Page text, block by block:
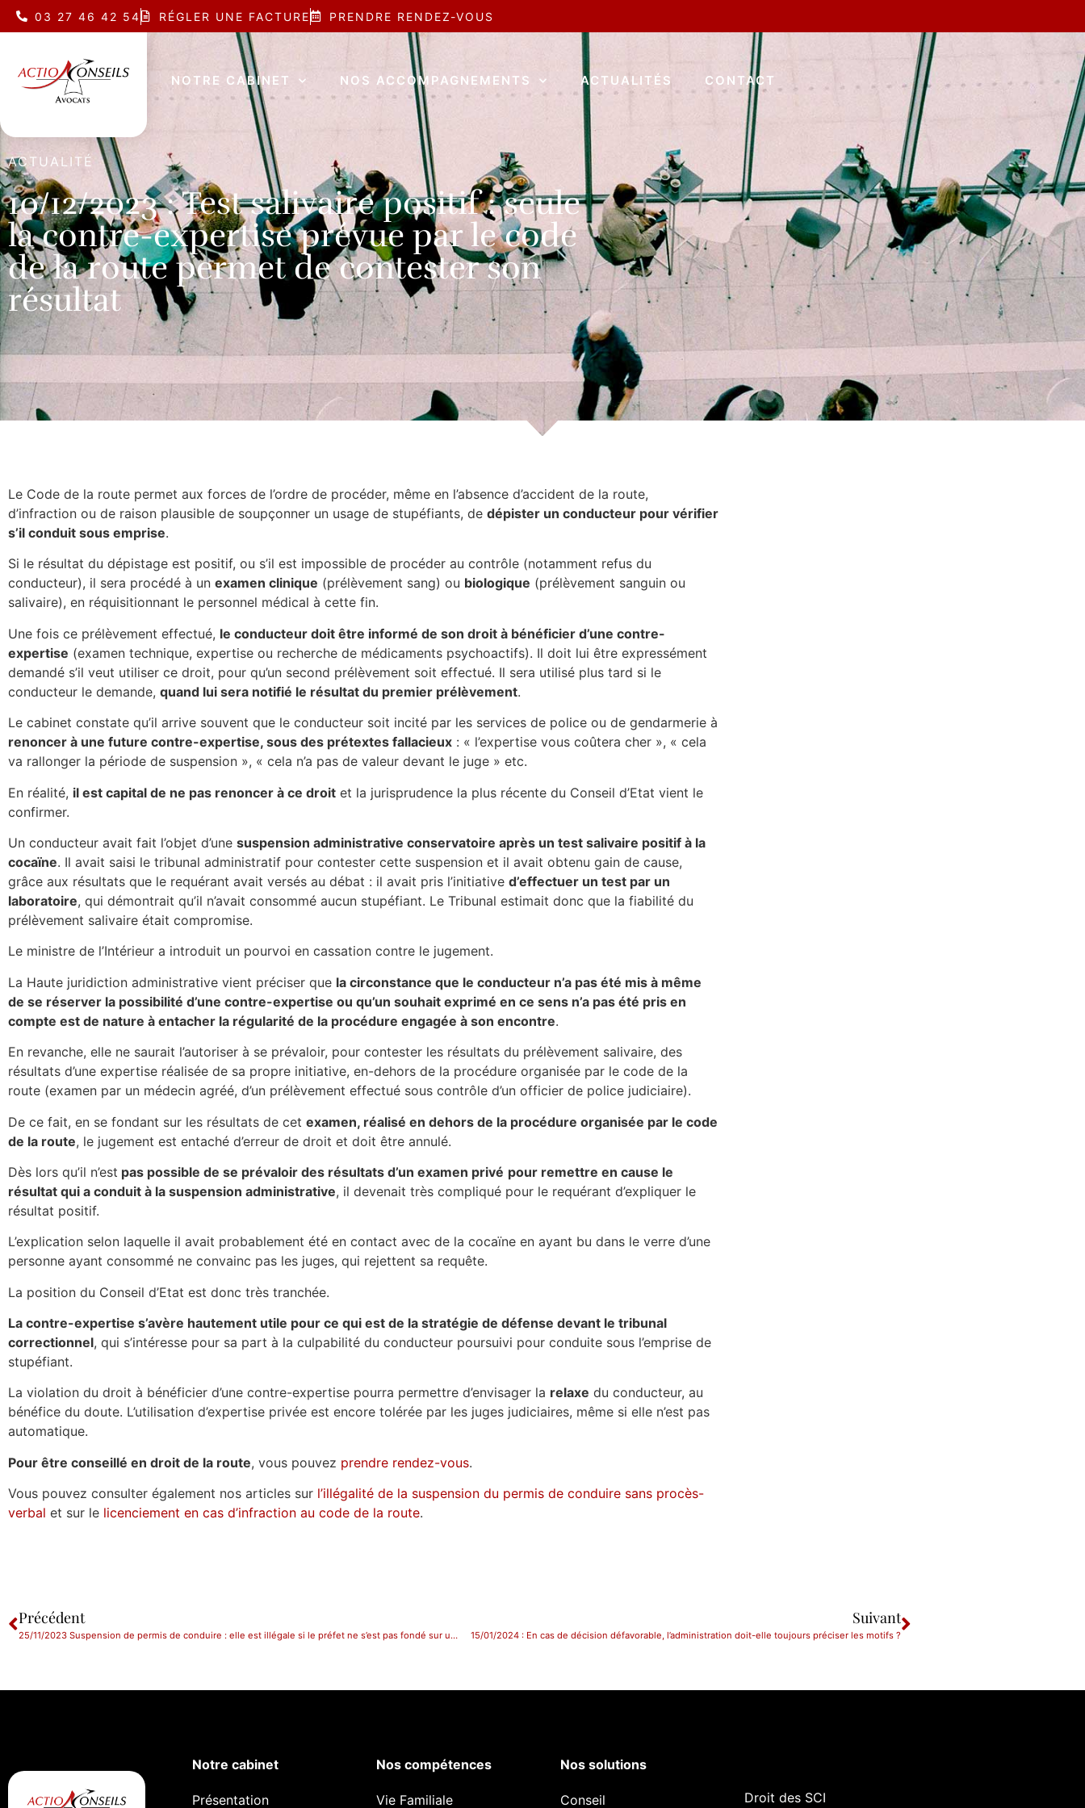
03 27 46 42 54 RÉGLER UNE FACTURE PRENDRE RENDEZ-VOUS
NOTRE CABINET NOS ACCOMPAGNEMENTS ACTUALITÉS CONTACT
ACTUALITÉ
10/12/2023 : Test salivaire positif : seule
la contre-expertise prévue par le code
de la route permet de contester son
résultat
Le Code de la route permet aux forces de l’ordre de procéder, même en l’absence d’accident de la route,
d’infraction ou de raison plausible de soupçonner un usage de stupéfiants, de dépister un conducteur pour vérifier
s’il conduit sous emprise.
Si le résultat du dépistage est positif, ou s’il est impossible de procéder au contrôle (notamment refus du
conducteur), il sera procédé à un examen clinique (prélèvement sang) ou biologique (prélèvement sanguin ou
salivaire), en réquisitionnant le personnel médical à cette fin.
Une fois ce prélèvement effectué, le conducteur doit être informé de son droit à bénéficier d’une contre-
expertise (examen technique, expertise ou recherche de médicaments psychoactifs). Il doit lui être expressément
demandé s’il veut utiliser ce droit, pour qu’un second prélèvement soit effectué. Il sera utilisé plus tard si le
conducteur le demande, quand lui sera notifié le résultat du premier prélèvement.
Le cabinet constate qu’il arrive souvent que le conducteur soit incité par les services de police ou de gendarmerie à
renoncer à une future contre-expertise, sous des prétextes fallacieux : « l’expertise vous coûtera cher », « cela
va rallonger la période de suspension », « cela n’a pas de valeur devant le juge » etc.
En réalité, il est capital de ne pas renoncer à ce droit et la jurisprudence la plus récente du Conseil d’Etat vient le
confirmer.
Un conducteur avait fait l’objet d’une suspension administrative conservatoire après un test salivaire positif à la
cocaïne. Il avait saisi le tribunal administratif pour contester cette suspension et il avait obtenu gain de cause,
grâce aux résultats que le requérant avait versés au débat : il avait pris l’initiative d’effectuer un test par un
laboratoire, qui démontrait qu’il n’avait consommé aucun stupéfiant. Le Tribunal estimait donc que la fiabilité du
prélèvement salivaire était compromise.
Le ministre de l’Intérieur a introduit un pourvoi en cassation contre le jugement.
La Haute juridiction administrative vient préciser que la circonstance que le conducteur n’a pas été mis à même
de se réserver la possibilité d’une contre-expertise ou qu’un souhait exprimé en ce sens n’a pas été pris en
compte est de nature à entacher la régularité de la procédure engagée à son encontre.
En revanche, elle ne saurait l’autoriser à se prévaloir, pour contester les résultats du prélèvement salivaire, des
résultats d’une expertise réalisée de sa propre initiative, en-dehors de la procédure organisée par le code de la
route (examen par un médecin agréé, d’un prélèvement effectué sous contrôle d’un officier de police judiciaire).
De ce fait, en se fondant sur les résultats de cet examen, réalisé en dehors de la procédure organisée par le code
de la route, le jugement est entaché d’erreur de droit et doit être annulé.
Dès lors qu’il n’est pas possible de se prévaloir des résultats d’un examen privé pour remettre en cause le
résultat qui a conduit à la suspension administrative, il devenait très compliqué pour le requérant d’expliquer le
résultat positif.
L’explication selon laquelle il avait probablement été en contact avec de la cocaïne en ayant bu dans le verre d’une
personne ayant consommé ne convainc pas les juges, qui rejettent sa requête.
La position du Conseil d’Etat est donc très tranchée.
La contre-expertise s’avère hautement utile pour ce qui est de la stratégie de défense devant le tribunal
correctionnel, qui s’intéresse pour sa part à la culpabilité du conducteur poursuivi pour conduite sous l’emprise de
stupéfiant.
La violation du droit à bénéficier d’une contre-expertise pourra permettre d’envisager la relaxe du conducteur, au
bénéfice du doute. L’utilisation d’expertise privée est encore tolérée par les juges judiciaires, même si elle n’est pas
automatique.
Pour être conseillé en droit de la route, vous pouvez prendre rendez-vous.
Vous pouvez consulter également nos articles sur l’illégalité de la suspension du permis de conduire sans procès-
verbal et sur le licenciement en cas d’infraction au code de la route.
Précédent
25/11/2023 Suspension de permis de conduire : elle est illégale si le préfet ne s’est pas fondé sur un procès-verbal d’infraction.
Suivant
15/01/2024 : En cas de décision défavorable, l’administration doit-elle toujours préciser les motifs ?
Notre cabinet
Présentation
Nos compétences
Vie Familiale
Nos solutions
Conseil Droit des SCI